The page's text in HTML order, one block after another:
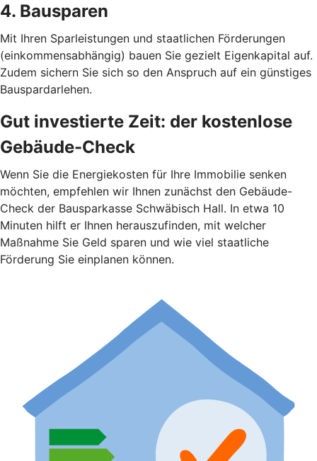
4. Bausparen
Mit Ihren Sparleistungen und staatlichen Förderungen
(einkommensabhängig) bauen Sie gezielt Eigenkapital auf.
Zudem sichern Sie sich so den Anspruch auf ein günstiges
Bauspardarlehen.
Gut investierte Zeit: der kostenlose
Gebäude-Check
Wenn Sie die Energiekosten für Ihre Immobilie senken
möchten, empfehlen wir Ihnen zunächst den Gebäude-
Check der Bausparkasse Schwäbisch Hall. In etwa 10
Minuten hilft er Ihnen herauszufinden, mit welcher
Maßnahme Sie Geld sparen und wie viel staatliche
Förderung Sie einplanen können.